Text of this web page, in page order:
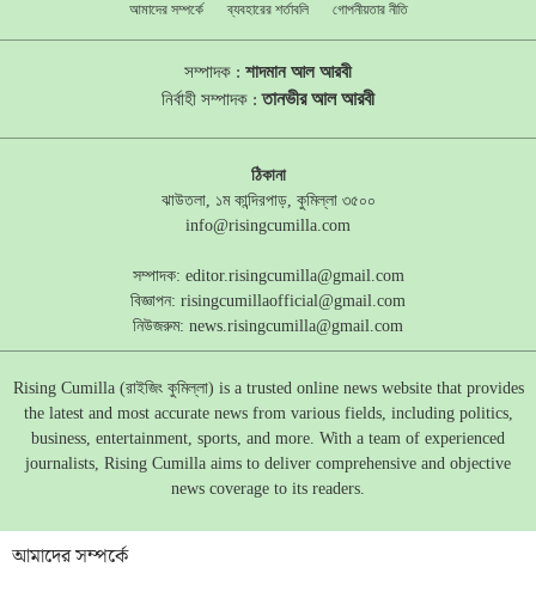
আমাদের সম্পর্কে ব্যবহারের শর্তাবলি গোপনীয়তার নীতি
সম্পাদক : শাদমান আল আরবী
নির্বাহী সম্পাদক :তানভীর আল আরবী
ঠিকানা
ঝাউতলা, ১ম কান্দিরপাড়, কুমিল্লা ৩৫০০
info@risingcumilla.com
সম্পাদক: editor.risingcumilla@gmail.com
বিজ্ঞাপন: risingcumillaofficial@gmail.com
নিউজরুম: news.risingcumilla@gmail.com
Rising Cumilla (রাইজিং কুমিল্লা) is a trusted online news website that provides
the latest and most accurate news from various fields, including politics,
business, entertainment, sports, and more. With a team of experienced
journalists, Rising Cumilla aims to deliver comprehensive and objective
news coverage to its readers.
আমাদের সম্পর্কে